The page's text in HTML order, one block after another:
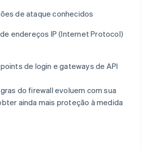
de ataque conhecidos
endereços IP (Internet Protocol)
de login e gateways de API
do firewall evoluem com sua
ainda mais proteção à medida